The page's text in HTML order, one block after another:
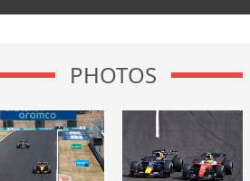
PHOTOS